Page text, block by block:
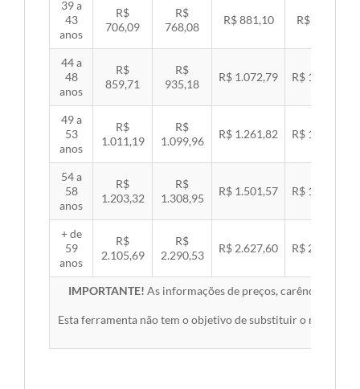
39 a
43
anos
R$
706,09
R$
768,08
R$ 881,10 R$ 907,99
44 a
48
anos
R$
859,71
R$
935,18
R$ 1.072,79 R$ 1.105,53
49 a
53
anos
R$
1.011,19
R$
1.099,96
R$ 1.261,82 R$ 1.300,32
54 a
58
anos
R$
1.203,32
R$
1.308,95
R$ 1.501,57 R$ 1.547,38
+ de
59
anos
R$
2.105,69
R$
2.290,53
R$ 2.627,60 R$ 2.707,76
IMPORTANTE! As informações de preços, carências,
Esta ferramenta não tem o objetivo de substituir o material